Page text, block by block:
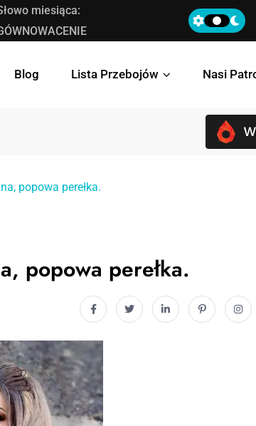
Lista Przebojów TOP 30 Wasza Muza 258
miesiąca:
Blog Lista Przebojów Nasi
popowa perełka.
popowa perełka.